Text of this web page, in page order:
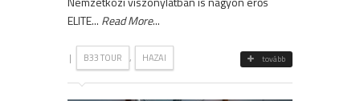
ELITE... Read More...
| B33 TOUR , HAZAI tovább